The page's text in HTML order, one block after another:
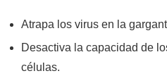
Atrapa los virus en la
Desactiva la capacidad de
células.